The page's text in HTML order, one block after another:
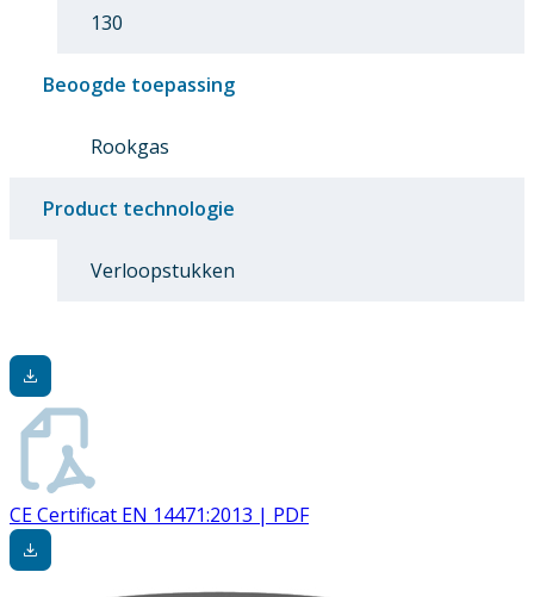
130
Beoogde toepassing
Rookgas
Product technologie
Verloopstukken
CE Certificat EN 14471:2013 | PDF